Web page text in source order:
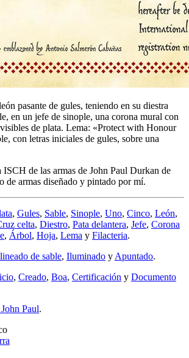
pasante de gules, teniendo en su diestra
en un jefe de sinople, una corona mural con
de plata. Lema: «Protect with Honour
con letras iniciales de gules, sobre una
de las armas de John Paul Durkan de
de armas diseñado y pintado por mí.
, Gules, Sable, Sinople, Uno, Cinco, León,
celta, Diestro, Pata delantera, Jefe, Corona
, Árbol, Hoja, Lema y Filacteria.
de sable, Iluminado y Apuntado.
, Creado, Boa, Certificación y Documento
Paul.